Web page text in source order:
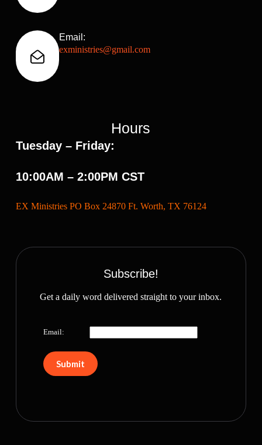
Email:
exministries@gmail.com
Hours
Tuesday – Friday:
10:00AM – 2:00PM CST
EX Ministries PO Box 24870 Ft. Worth, TX 76124
Subscribe!
Get a daily word delivered straight to your inbox.
Email: